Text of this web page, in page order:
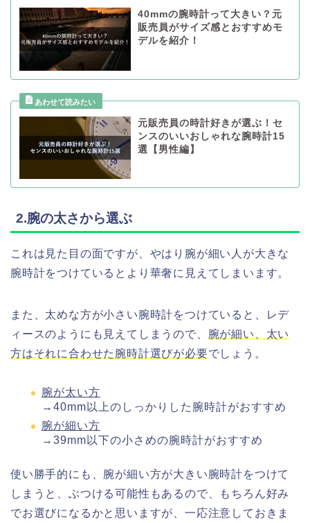
40mmの腕時計って大きい？元
販売員がサイズ感とおすすめモ
デルを紹介！
元販売員の時計好きが選ぶ！セ
ンスのいいおしゃれな腕時計15
選【男性編】
2.腕の太さから選ぶ
これは見た目の面ですが、やはり腕が細い人が大きな
腕時計をつけているとより華奢に見えてしまいます。
また、太めな方が小さい腕時計をつけていると、レデ
ィースのようにも見えてしまうので、 腕が細い、太い
方はそれに合わせた腕時計選びが必要でしょう。
腕が太い方
→40mm以上のしっかりした腕時計がおすすめ
腕が細い方
→39mm以下の小さめの腕時計がおすすめ
使い勝手的にも、腕が細い方が大きい腕時計をつけて
しまうと、ぶつける可能性もあるので、もちろん好み
でお選びになるかと思いますが、一応注意しておきま